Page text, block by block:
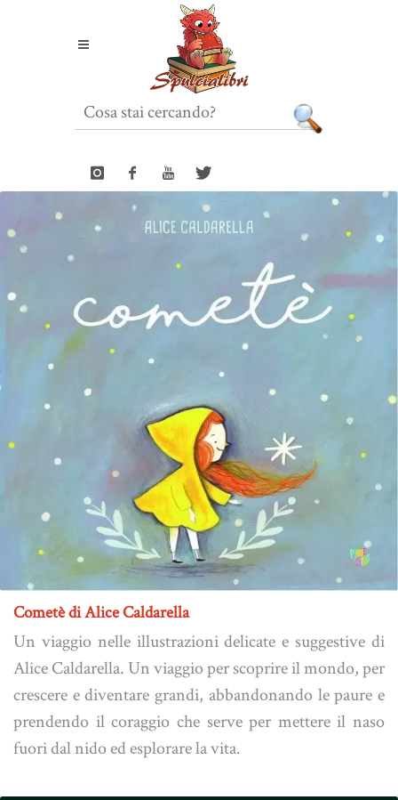
Cometè di Alice Caldarella
Un viaggio nelle illustrazioni delicate e suggestive di
Alice Caldarella. Un viaggio per scoprire il mondo, per
crescere e diventare grandi, abbandonando le paure e
prendendo il coraggio che serve per mettere il naso
fuori dal nido ed esplorare la vita.